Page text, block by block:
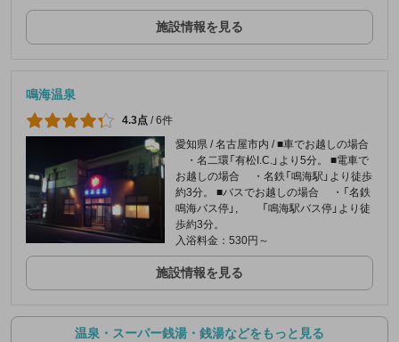
施設情報を見る
鳴海温泉
4.3点 /6件
愛知県 / 名古屋市内 / ■車でお越しの場合
・名二環「有松I.C.」より5分。 ■電車で
お越しの場合 ・名鉄「鳴海駅」より徒歩
約3分。 ■バスでお越しの場合 ・「名鉄
鳴海バス停」, 「鳴海駅バス停」より徒
歩約3分。
入浴料金：530円～
施設情報を見る
温泉・スーパー銭湯・銭湯などをもっと見る